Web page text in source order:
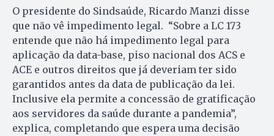
O presidente do Sindsaúde, Ricardo Manzi disse
que não vê impedimento legal. “Sobre a LC 173
entende que não há impedimento legal para
aplicação da data-base, piso nacional dos ACS e
ACE e outros direitos que já deveriam ter sido
garantidos antes da data de publicação da lei.
Inclusive ela permite a concessão de gratificação
aos servidores da saúde durante a pandemia”,
explica, completando que espera uma decisão